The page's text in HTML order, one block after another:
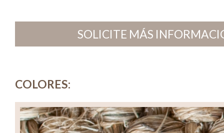
SOLICITE MÁS
COLORES: